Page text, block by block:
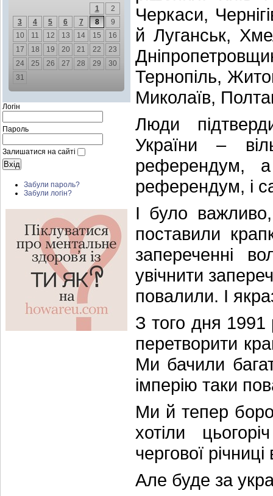
1
2
3
4 5 6 7 8
9
10
11 12 13 14 15
16
17
18 19 20 21 22
23
24
25 26 27 28 29
30
31
Логін
Пароль
Залишатися на сайті
Забули пароль?
Забули логін?
Черкаси,
й Луганськ,
Тернопіль,
Миколаїв,
Люди
України –
референдум,
референдум, і
І було
поставили
запереченні
увічнити
повалили. І
З того дня 1991
перетворити
Ми бачили
імперію таки
Ми й тепер
хотіли
чергової
Але буде за